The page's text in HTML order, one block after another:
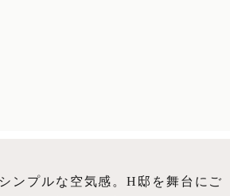
ンプルな空気感。H邸を舞台にご